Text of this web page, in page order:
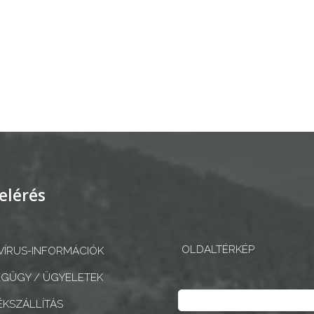
INFORMÁCIÓK
/ ÜGYELETEK
OLDALTÉRKÉP
Keresés